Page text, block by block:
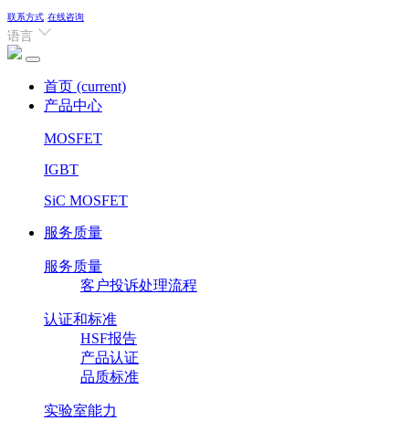
联系方式 在线咨询
语言
首页 (current)
产品中心
MOSFET
IGBT
SiC MOSFET
服务质量
服务质量
客户投诉处理流程
认证和标准
HSF报告
产品认证
品质标准
实验室能力